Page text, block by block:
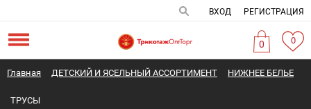
ВХОД РЕГИСТРАЦИЯ
0 0
Главная ДЕТСКИЙ И ЯСЕЛЬНЫЙ АССОРТИМЕНТ НИЖНЕЕ БЕЛЬЕ
ТРУСЫ